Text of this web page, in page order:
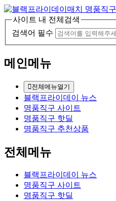
사이트 내 전체검색
검색어 필수
메인메뉴
전체메뉴열기
블랙프라이데이 뉴스
명품직구 사이트
명품직구 핫딜
명품직구 추천상품
전체메뉴
블랙프라이데이 뉴스
명품직구 사이트
명품직구 핫딜